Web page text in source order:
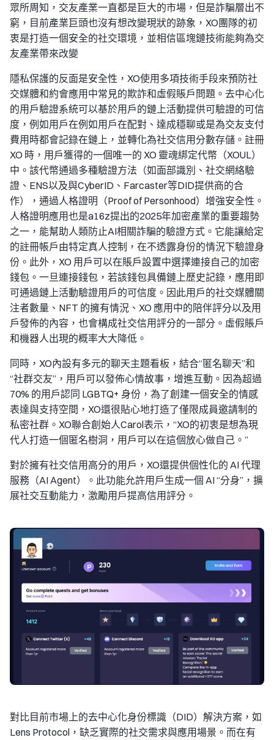
眾所周知，交友產業一直都是巨大的市場，但是詐騙層出不
窮，目前產業巨頭也沒有想改變現狀的跡象，XO團隊的初
衷是打造一個安全的社交環境，並相信區塊鏈技術能夠為交
友產業帶來改變
隱私保護的反面是安全性，XO使用多項技術手段來預防社
交媒體和約會應用中常見的欺詐和虛假賬戶問題。去中心化
的用戶驗證系統可以基於用戶的鏈上活動提供可驗證的可信
度，例如用戶在例如用戶在配對、達成穩聊或是為交友支付
費用時都會記錄在鏈上，並轉化為社交信用分數存儲。註冊
XO 時，用戶獲得的一個唯一的 XO 靈魂綁定代幣（XOUL）
中。該代幣通過多種驗證方法（如面部識別、社交網絡驗
證、ENS以及與CyberID、Farcaster等DID提供商的合
作），通過人格證明（Proof of Personhood）增強安全性。
人格證明應用也是a16z提出的2025年加密產業的重要趨勢
之一，能幫助人類防止AI相關詐騙的驗證方式。它能讓給定
的註冊帳戶由特定真人控制，在不透露身份的情況下驗證身
份。此外，XO 用戶可以在賬戶設置中選擇連接自己的加密
錢包。一旦連接錢包，若該錢包具備鏈上歷史記錄，應用即
可通過鏈上活動驗證用戶的可信度。因此用戶的社交媒體關
注者數量、NFT 的擁有情況、XO 應用中的陪伴評分以及用
戶發佈的內容，也會構成社交信用評分的一部分。虛假賬戶
和機器人出現的概率大大降低。
同時，XO內設有多元的聊天主題看板，結合“匿名聊天”和
“社群交友”，用戶可以發佈心情故事，增進互動。因為超過
70% 的用戶認同 LGBTQ+ 身份，為了創建一個安全的情感
表達與支持空間，XO還很貼心地打造了僅限成員邀請制的
私密社群。XO聯合創始人Carol表示，“XO的初衷是想為現
代人打造一個匿名樹洞，用戶可以在這個放心做自己。”
對於擁有社交信用高分的用戶，XO還提供個性化的 AI 代理
服務（AI Agent）。此功能允許用戶生成一個 AI “分身”，擴
展社交互動能力，激勵用戶提高信用評分。
對比目前市場上的去中心化身份標識（DID）解決方案，如
Lens Protocol，缺乏實際的社交需求與應用場景。而在有